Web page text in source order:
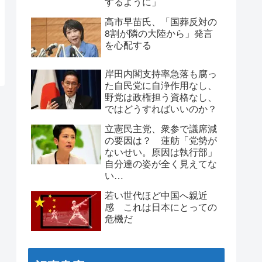
高市早苗氏、「国葬反対の
8割が隣の大陸から」発言
を心配する
岸田内閣支持率急落も腐っ
た自民党に自浄作用なし、
野党は政権担う資格なし、
ではどうすればいいのか？
立憲民主党、衆参で議席減
の要因は？ 蓮舫「党勢が
ないせい。原因は執行部」
自分達の姿が全く見えてな
い…
若い世代ほど中国へ親近
感 これは日本にとっての
危機だ